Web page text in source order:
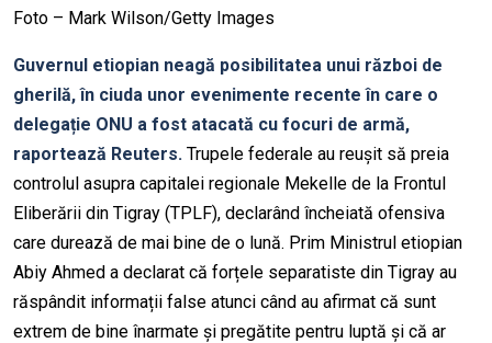
Foto – Mark Wilson/Getty Images
Guvernul etiopian neagă posibilitatea unui război de
gherilă, în ciuda unor evenimente recente în care o
delegație ONU a fost atacată cu focuri de armă,
raportează Reuters. Trupele federale au reușit să preia
controlul asupra capitalei regionale Mekelle de la Frontul
Eliberării din Tigray (TPLF), declarând încheiată ofensiva
care durează de mai bine de o lună. Prim Ministrul etiopian
Abiy Ahmed a declarat că forțele separatiste din Tigray au
răspândit informații false atunci când au afirmat că sunt
extrem de bine înarmate și pregătite pentru luptă și că ar